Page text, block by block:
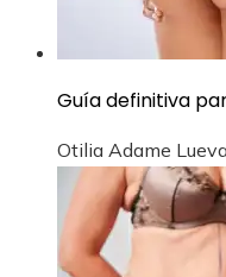
Guía definitiva
Otilia Adame